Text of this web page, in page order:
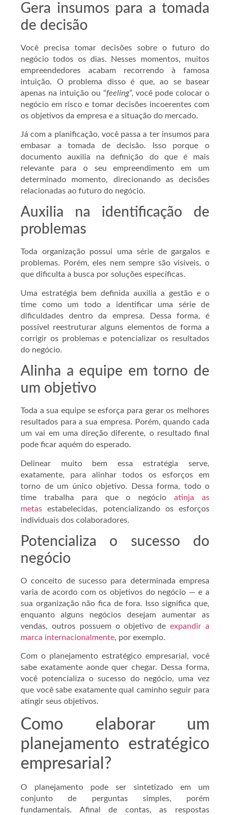
Gera insumos para a tomada
de decisão
Você precisa tomar decisões sobre o futuro do
negócio todos os dias. Nesses momentos, muitos
empreendedores acabam recorrendo à famosa
intuição. O problema disso é que, ao se basear
apenas na intuição ou “feeling”, você pode colocar o
negócio em risco e tomar decisões incoerentes com
os objetivos da empresa e a situação do mercado.
Já com a planificação, você passa a ter insumos para
embasar a tomada de decisão. Isso porque o
documento auxilia na definição do que é mais
relevante para o seu empreendimento em um
determinado momento, direcionando as decisões
relacionadas ao futuro do negócio.
Auxilia na identificação de
problemas
Toda organização possui uma série de gargalos e
problemas. Porém, eles nem sempre são visíveis, o
que dificulta a busca por soluções específicas.
Uma estratégia bem definida auxilia a gestão e o
time como um todo a identificar uma série de
dificuldades dentro da empresa. Dessa forma, é
possível reestruturar alguns elementos de forma a
corrigir os problemas e potencializar os resultados
do negócio.
Alinha a equipe em torno de
um objetivo
Toda a sua equipe se esforça para gerar os melhores
resultados para a sua empresa. Porém, quando cada
um vai em uma direção diferente, o resultado final
pode ficar aquém do esperado.
Delinear muito bem essa estratégia serve,
exatamente, para alinhar todos os esforços em
torno de um único objetivo. Dessa forma, todo o
time trabalha para que o negócioatinja as
metas estabelecidas, potencializando os esforços
individuais dos colaboradores.
Potencializa o sucesso do
negócio
O conceito de sucesso para determinada empresa
varia de acordo com os objetivos do negócio — e a
sua organização não fica de fora. Isso significa que,
enquanto alguns negócios desejam aumentar as
vendas, outros possuem o objetivo deexpandir a
marca internacionalmente, por exemplo.
Com o planejamento estratégico empresarial, você
sabe exatamente aonde quer chegar. Dessa forma,
você potencializa o sucesso do negócio, uma vez
que você sabe exatamente qual caminho seguir para
atingir seus objetivos.
Como elaborar um
planejamento estratégico
empresarial?
O planejamento pode ser sintetizado em um
conjunto de perguntas simples, porém
fundamentais. Afinal de contas, as respostas